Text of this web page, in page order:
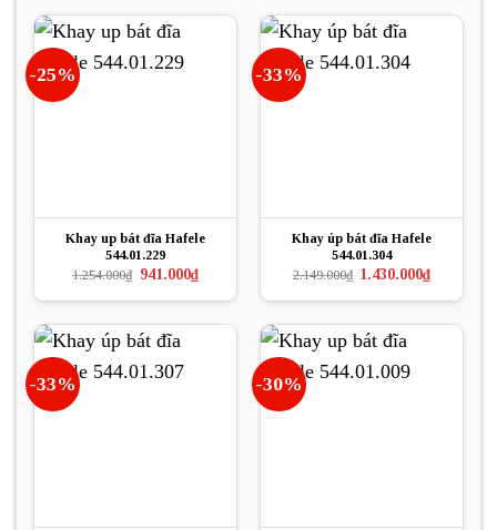
1.360.000₫.
1.670.000₫.
-25%
Khay up bát đĩa Hafele
544.01.229
1.254.000₫ Giá
là:
941.000₫Giá
hiện
tại
941.000₫.
-33%
Khay úp bát đĩa Hafele
544.01.304
2.149.000₫ Giá
là:
1.430.000₫Giá
hiện
tại
1.430.000₫.
-33% -30%